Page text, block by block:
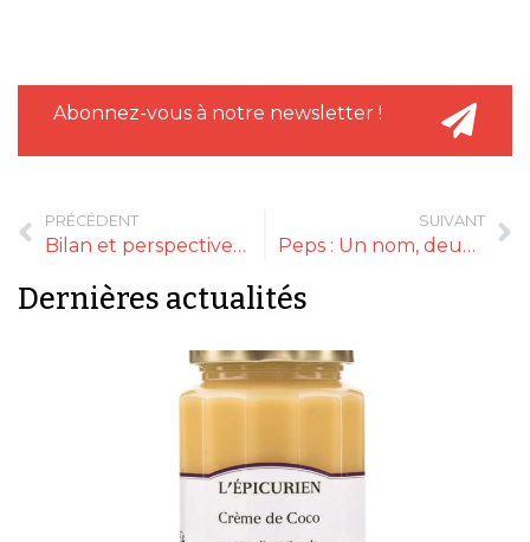
Abonnez-vous à notre newsletter !
PRÉCÉDENT
Bilan et perspectives : L’Atelier Haeberlin vient de souffler sa première bougie
SUIVANT
Peps : Un nom, deux adresses dédiées à l’art culinaire
Dernières actualités